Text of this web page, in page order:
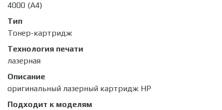
4000 (А4)
Тип
Тонер-картридж
Технология печати
лазерная
Описание
оригинальный лазерный картридж HP
Подходит к моделям